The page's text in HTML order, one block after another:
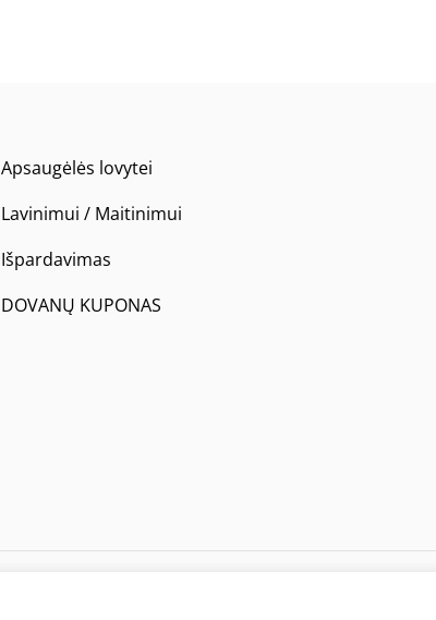
Apsaugėlės lovytei
Lavinimui / Maitinimui
Išpardavimas
DOVANŲ KUPONAS